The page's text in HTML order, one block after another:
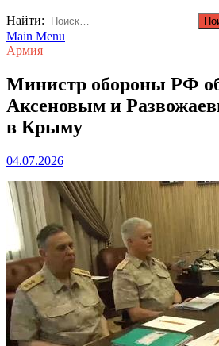
Найти:
Main Menu
Армия
Министр обороны РФ
Аксеновым и
в Крыму
04.07.2026